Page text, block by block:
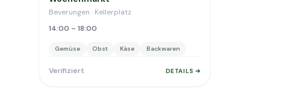
Beverungen · Kellerplatz
14:00 – 18:00
Gemüse Obst Käse Backwaren
Verifiziert DETAILS ➔